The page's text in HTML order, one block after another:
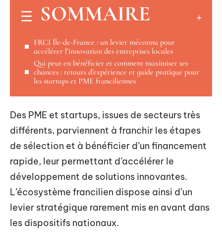
SOMMAIRE
FRCI Île-de-France : un levier méconnu pour
accélérer l’innovation des entreprises locales
Qui peut en bénéficier et comment maximiser ses
chances : retours d’expérience et guide pratique pour
les startups et PME franciliennes
Des PME et startups, issues de secteurs très
différents, parviennent à franchir les étapes
de sélection et à bénéficier d’un financement
rapide, leur permettant d’accélérer le
développement de solutions innovantes.
L’écosystème francilien dispose ainsi d’un
levier stratégique rarement mis en avant dans
les dispositifs nationaux.